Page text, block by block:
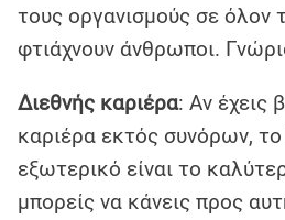
τους οργανισμούς σε όλον
φτιάχνουν άνθρωποι.
Διεθνής καριέρα: Αν έχεις
καριέρα εκτός συνόρων,
εξωτερικό είναι το
μπορείς να κάνεις προς